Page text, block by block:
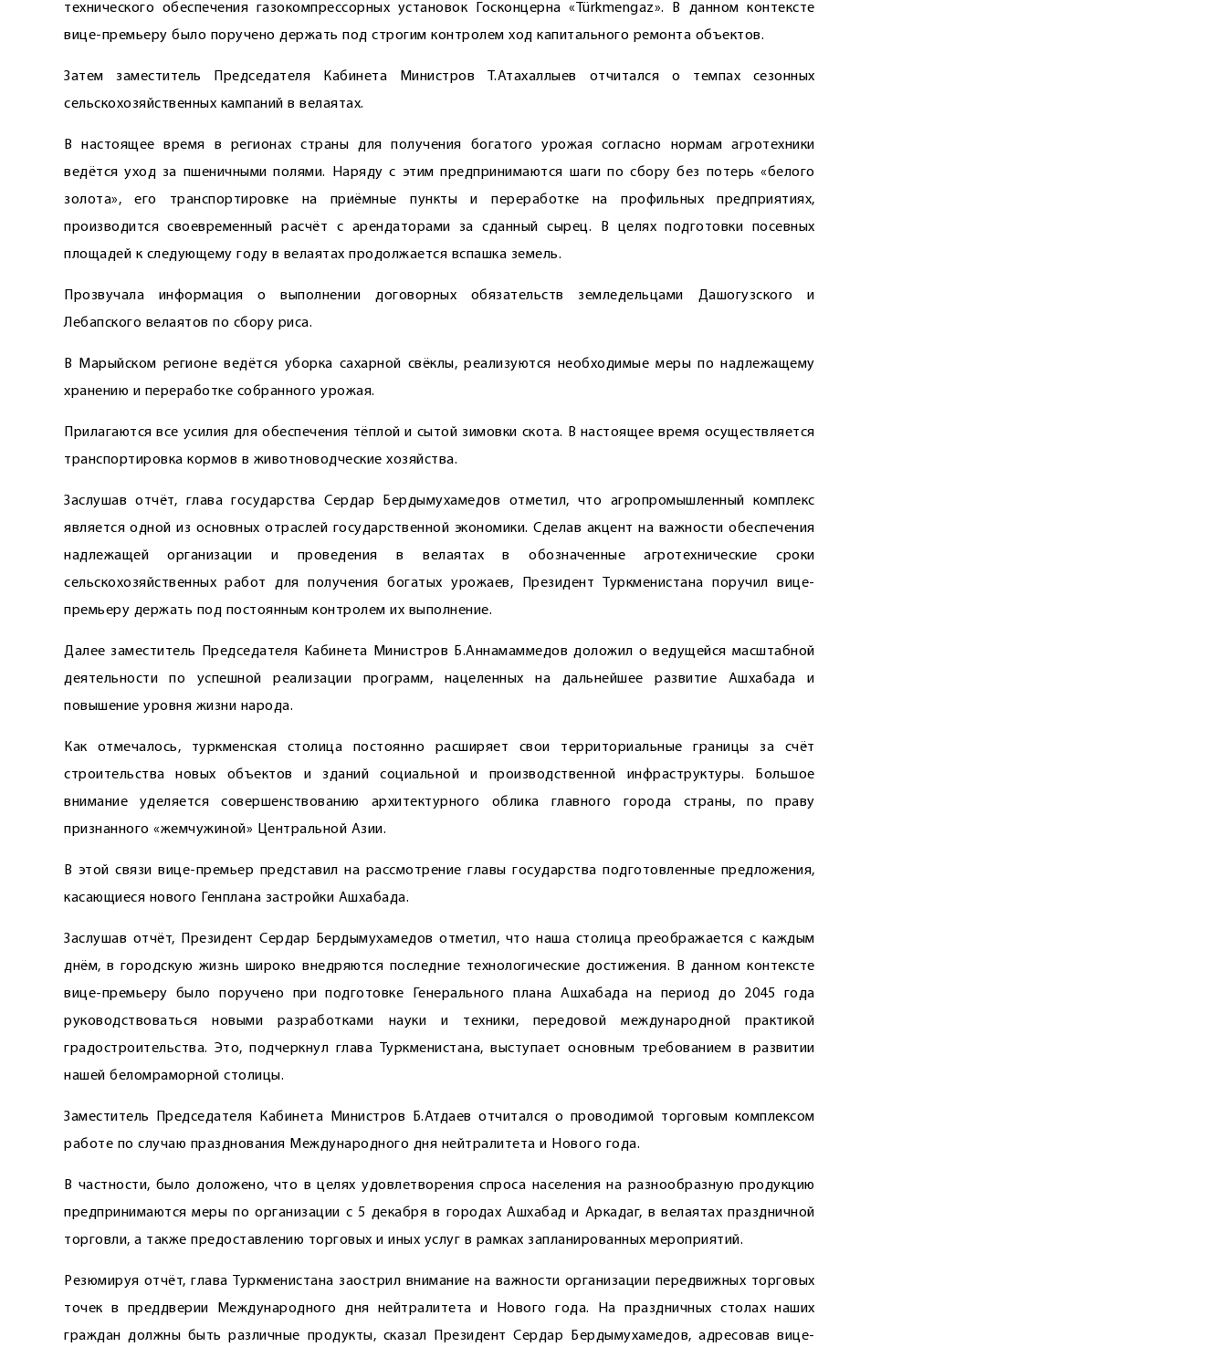
технического обеспечения газокомпрессорных установок Госконцерна «Türkmengaz». В данном контексте
вице-премьеру было поручено держать под строгим контролем ход капитального ремонта объектов.
Затем заместитель Председателя Кабинета Министров Т.Атахаллыев отчитался о темпах сезонных
сельскохозяйственных кампаний в велаятах.
В настоящее время в регионах страны для получения богатого урожая согласно нормам агротехники
ведётся уход за пшеничными полями. Наряду с этим предпринимаются шаги по сбору без потерь «белого
золота», его транспортировке на приёмные пункты и переработке на профильных предприятиях,
производится своевременный расчёт с арендаторами за сданный сырец. В целях подготовки посевных
площадей к следующему году в велаятах продолжается вспашка земель.
Прозвучала информация о выполнении договорных обязательств земледельцами Дашогузского и
Лебапского велаятов по сбору риса.
В Марыйском регионе ведётся уборка сахарной свёклы, реализуются необходимые меры по надлежащему
хранению и переработке собранного урожая.
Прилагаются все усилия для обеспечения тёплой и сытой зимовки скота. В настоящее время осуществляется
транспортировка кормов в животноводческие хозяйства.
Заслушав отчёт, глава государства Сердар Бердымухамедов отметил, что агропромышленный комплекс
является одной из основных отраслей государственной экономики. Сделав акцент на важности обеспечения
надлежащей организации и проведения в велаятах в обозначенные агротехнические сроки
сельскохозяйственных работ для получения богатых урожаев, Президент Туркменистана поручил вице-
премьеру держать под постоянным контролем их выполнение.
Далее заместитель Председателя Кабинета Министров Б.Аннамаммедов доложил о ведущейся масштабной
деятельности по успешной реализации программ, нацеленных на дальнейшее развитие Ашхабада и
повышение уровня жизни народа.
Как отмечалось, туркменская столица постоянно расширяет свои территориальные границы за счёт
строительства новых объектов и зданий социальной и производственной инфраструктуры. Большое
внимание уделяется совершенствованию архитектурного облика главного города страны, по праву
признанного «жемчужиной» Центральной Азии.
В этой связи вице-премьер представил на рассмотрение главы государства подготовленные предложения,
касающиеся нового Генплана застройки Ашхабада.
Заслушав отчёт, Президент Сердар Бердымухамедов отметил, что наша столица преображается с каждым
днём, в городскую жизнь широко внедряются последние технологические достижения. В данном контексте
вице-премьеру было поручено при подготовке Генерального плана Ашхабада на период до 2045 года
руководствоваться новыми разработками науки и техники, передовой международной практикой
градостроительства. Это, подчеркнул глава Туркменистана, выступает основным требованием в развитии
нашей беломраморной столицы.
Заместитель Председателя Кабинета Министров Б.Атдаев отчитался о проводимой торговым комплексом
работе по случаю празднования Международного дня нейтралитета и Нового года.
В частности, было доложено, что в целях удовлетворения спроса населения на разнообразную продукцию
предпринимаются меры по организации с 5 декабря в городах Ашхабад и Аркадаг, в велаятах праздничной
торговли, а также предоставлению торговых и иных услуг в рамках запланированных мероприятий.
Резюмируя отчёт, глава Туркменистана заострил внимание на важности организации передвижных торговых
точек в преддверии Международного дня нейтралитета и Нового года. На праздничных столах наших
граждан должны быть различные продукты, сказал Президент Сердар Бердымухамедов, адресовав вице-